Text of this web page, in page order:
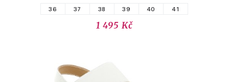
36 37 38 39 40 41
1 495 Kč